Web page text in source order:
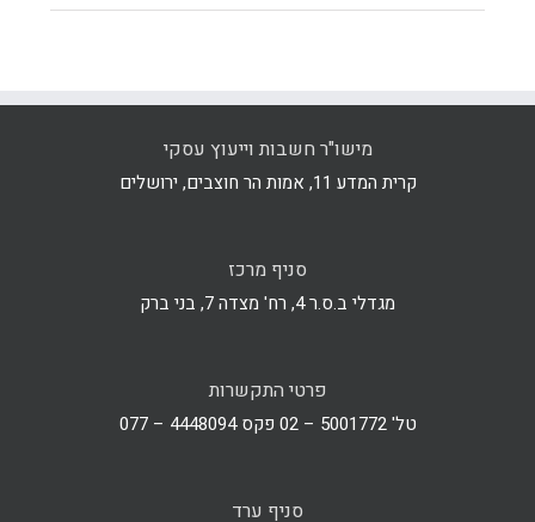
מישו"ר חשבות וייעוץ עסקי
קרית המדע 11, אמות הר חוצבים, ירושלים
סניף מרכז
מגדלי ב.ס.ר 4, רח' מצדה 7, בני ברק
פרטי התקשרות
טל' 5001772 – 02 פקס 4448094 – 077
סניף ערד